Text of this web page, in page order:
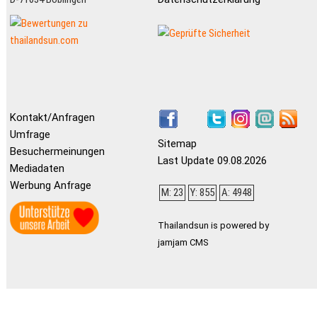
Kontakt/Anfragen
Umfrage
Besuchermeinungen
Mediadaten
Werbung Anfrage
Sitemap
Last Update 09.08.2026
M: 23 Y: 855 A: 4948
Thailandsun is powered by
jamjam CMS